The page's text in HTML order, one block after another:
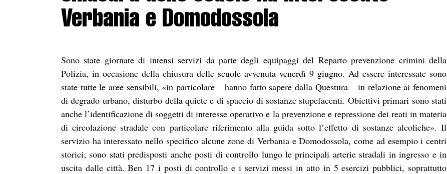
Verbania e Domodossola
Sono state giornate di intensi servizi da parte degli equipaggi del Reparto prevenzione crimini della
Polizia, in occasione della chiusura delle scuole avvenuta venerdì 9 giugno. Ad essere interessate sono
state tutte le aree sensibili, «in particolare – hanno fatto sapere dalla Questura – in relazione ai fenomeni
di degrado urbano, disturbo della quiete e di spaccio di sostanze stupefacenti. Obiettivi primari sono stati
anche l’identificazione di soggetti di interesse operativo e la prevenzione e repressione dei reati in materia
di circolazione stradale con particolare riferimento alla guida sotto l’effetto di sostanze alcoliche». Il
servizio ha interessato nello specifico alcune zone di Verbania e Domodossola, come ad esempio i centri
storici; sono stati predisposti anche posti di controllo lungo le principali arterie stradali in ingresso e in
uscita dalle città. Ben 17 i posti di controllo e i servizi messi in atto in 5 esercizi pubblici, soprattutto